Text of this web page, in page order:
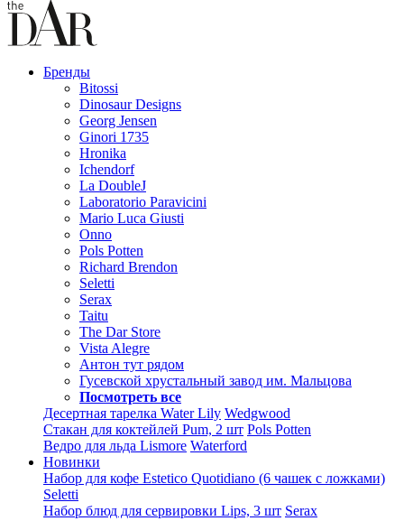
Бренды
Bitossi
Dinosaur Designs
Georg Jensen
Ginori 1735
Hronika
Ichendorf
La DoubleJ
Laboratorio Paravicini
Mario Luca Giusti
Onno
Pols Potten
Richard Brendon
Seletti
Serax
Taitu
The Dar Store
Vista Alegre
Антон тут рядом
Гусевской хрустальный завод им. Мальцова
Посмотреть все
Десертная тарелка Water Lily Wedgwood
Стакан для коктейлей Pum, 2 шт Pols Potten
Ведро для льда Lismore Waterford
Новинки
Набор для кофе Estetico Quotidiano (6 чашек с ложками)
Seletti
Набор блюд для сервировки Lips, 3 шт Serax